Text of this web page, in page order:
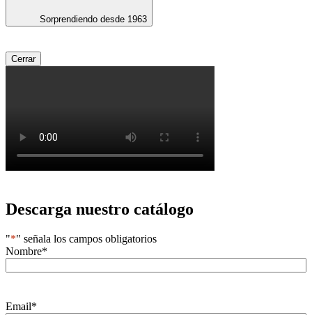
Sorprendiendo desde 1963
Cerrar
Descarga nuestro catálogo
"*" señala los campos obligatorios
Nombre*
Email*